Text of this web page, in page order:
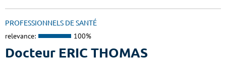
PROFESSIONNELS DE SANTÉ
relevance: 100%
Docteur ERIC THOMAS